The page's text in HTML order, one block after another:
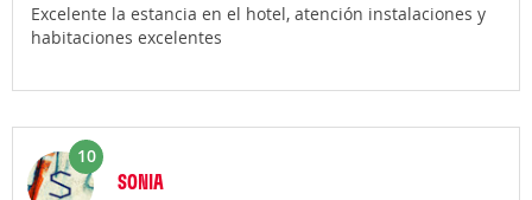
Excelente la estancia en el hotel, atención instalaciones y
habitaciones excelentes
10
SONIA